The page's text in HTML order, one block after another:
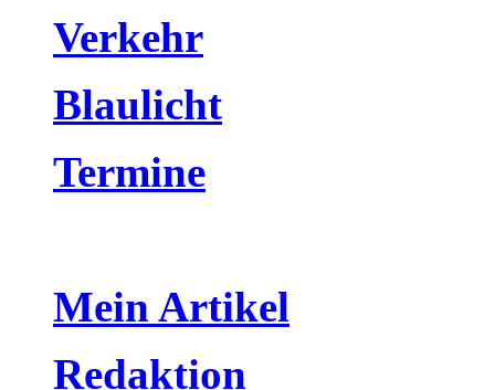
Verkehr
Blaulicht
Termine
Mein Artikel
Redaktion